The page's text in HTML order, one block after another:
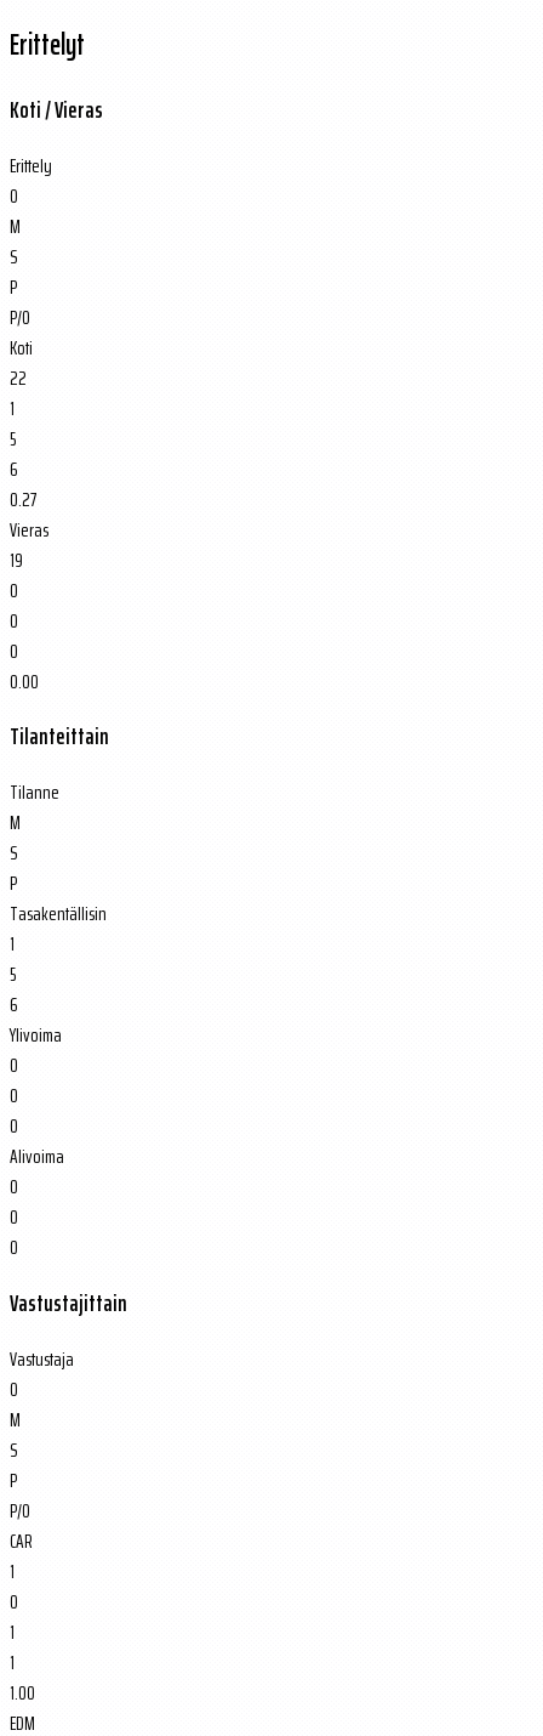
Erittelyt
Koti / Vieras
Erittely
O
M
S
P
P/O
Koti
22
1
5
6
0.27
Vieras
19
0
0
0
0.00
Tilanteittain
Tilanne
M
S
P
Tasakentällisin
1
5
6
Ylivoima
0
0
0
Alivoima
0
0
0
Vastustajittain
Vastustaja
O
M
S
P
P/O
CAR
1
0
1
1
1.00
EDM